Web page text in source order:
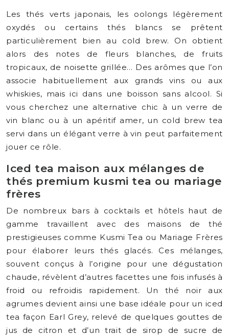
Les thés verts japonais, les oolongs légèrement
oxydés ou certains thés blancs se prêtent
particulièrement bien au cold brew. On obtient
alors des notes de fleurs blanches, de fruits
tropicaux, de noisette grillée… Des arômes que l’on
associe habituellement aux grands vins ou aux
whiskies, mais ici dans une boisson sans alcool. Si
vous cherchez une alternative chic à un verre de
vin blanc ou à un apéritif amer, un cold brew tea
servi dans un élégant verre à vin peut parfaitement
jouer ce rôle.
Iced tea maison aux mélanges de
thés premium kusmi tea ou mariage
frères
De nombreux bars à cocktails et hôtels haut de
gamme travaillent avec des maisons de thé
prestigieuses comme Kusmi Tea ou Mariage Frères
pour élaborer leurs thés glacés. Ces mélanges,
souvent conçus à l’origine pour une dégustation
chaude, révèlent d’autres facettes une fois infusés à
froid ou refroidis rapidement. Un thé noir aux
agrumes devient ainsi une base idéale pour un iced
tea façon Earl Grey, relevé de quelques gouttes de
jus de citron et d’un trait de sirop de sucre de